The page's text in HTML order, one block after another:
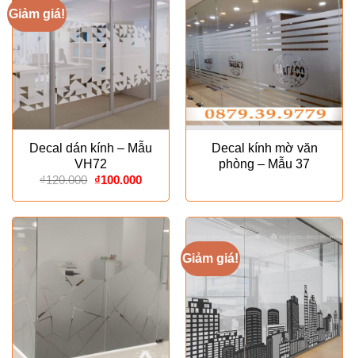
Giảm giá!
Decal dán kính – Mẫu
VH72
₫120.000 Giá
là:
₫120.000.
₫100.000Giá
tại
là:
₫100.000.
Decal kính mờ văn
phòng – Mẫu 37
Giảm giá!